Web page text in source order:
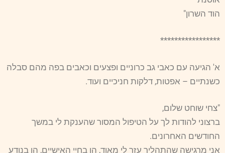
הוד השרון"
*****************
א' הגיעה עם כאבי גב כרוניים ופצעים וכאבים בפה מהם סבלה
כשנתיים – אפטות, דלקות חניכיים ועוד.
"צחי שוחט שלום,
ברצוני להודות לך על הטיפול המסור שהענקת לי במשך
החודשים האחרונים.
אני מרגישה שהתהליך עזר לי מאוד, הן בחיי האישיים, הן בנודע